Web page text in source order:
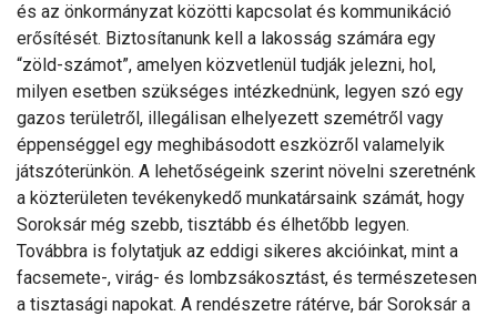
és az önkormányzat közötti kapcsolat és kommunikáció
erősítését. Biztosítanunk kell a lakosság számára egy
“zöld-számot”, amelyen közvetlenül tudják jelezni, hol,
milyen esetben szükséges intézkednünk, legyen szó egy
gazos területről, illegálisan elhelyezett szemétről vagy
éppenséggel egy meghibásodott eszközről valamelyik
játszóterünkön. A lehetőségeink szerint növelni szeretnénk
a közterületen tevékenykedő munkatársaink számát, hogy
Soroksár még szebb, tisztább és élhetőbb legyen.
Továbbra is folytatjuk az eddigi sikeres akcióinkat, mint a
facsemete-, virág- és lombzsákosztást, és természetesen
a tisztasági napokat. A rendészetre rátérve, bár Soroksár a